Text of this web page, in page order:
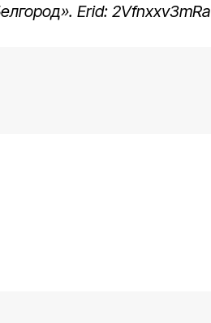
Erid: 2Vfnxxv3mRa